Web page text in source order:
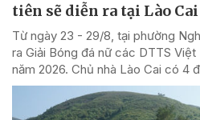
tiên sẽ diễn ra tại Lào Cai
Từ ngày 23 - 29/8, tại phường
ra Giải Bóng đá nữ các DTTS
năm 2026. Chủ nhà Lào Cai có 4